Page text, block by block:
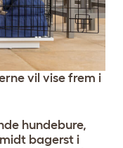
vil vise frem i
hundebure,
bagerst i